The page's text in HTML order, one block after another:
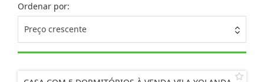
Ordenar por:
Preço crescente